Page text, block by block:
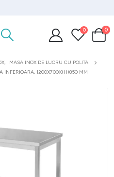
0 0
,
MASA INOX DE LUCRU CU POLITA
INFERIOARA, 1200X700X(H)850 MM